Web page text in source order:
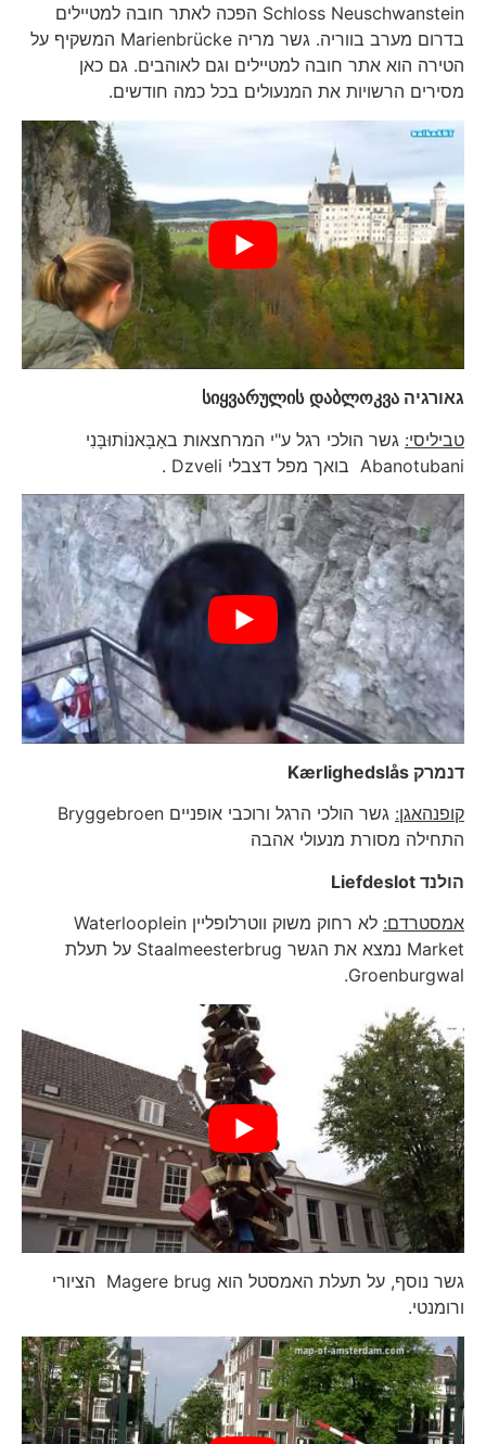
Schloss Neuschwanstein הפכה לאתר חובה למטיילים
בדרום מערב בווריה. גשר מריה Marienbrücke המשקיף על
הטירה הוא אתר חובה למטיילים וגם לאוהבים. גם כאן
מסירים הרשויות את המנעולים בכל כמה חודשים.
גאורגיה სიყვარულის დაბლოკვა
טביליסי:גשר הולכי רגל ע"י המרחצאות באַבָּאנוֹתוּבָּנִי
Abanotubani בואך מפל דצבלי Dzveli .
דנמרקKærlighedslås
קופנהאגן:
גשר הולכי הרגל ורוכבי אופניים Bryggebroen
התחילה מסורת מנעולי אהבה
הולנדLiefdeslot
אמסטרדם:
לא רחוק משוק ווטרלופליין Waterlooplein
Market נמצא את הגשר Staalmeesterbrug על תעלת
Groenburgwal.
גשר נוסף, על תעלת האמסטל הוא Magere brug הציורי
ורומנטי.